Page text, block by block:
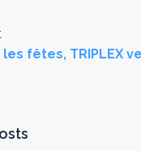
les fêtes, TRIPLEX